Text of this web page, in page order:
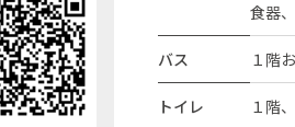
食器
バス １階
トイレ １階